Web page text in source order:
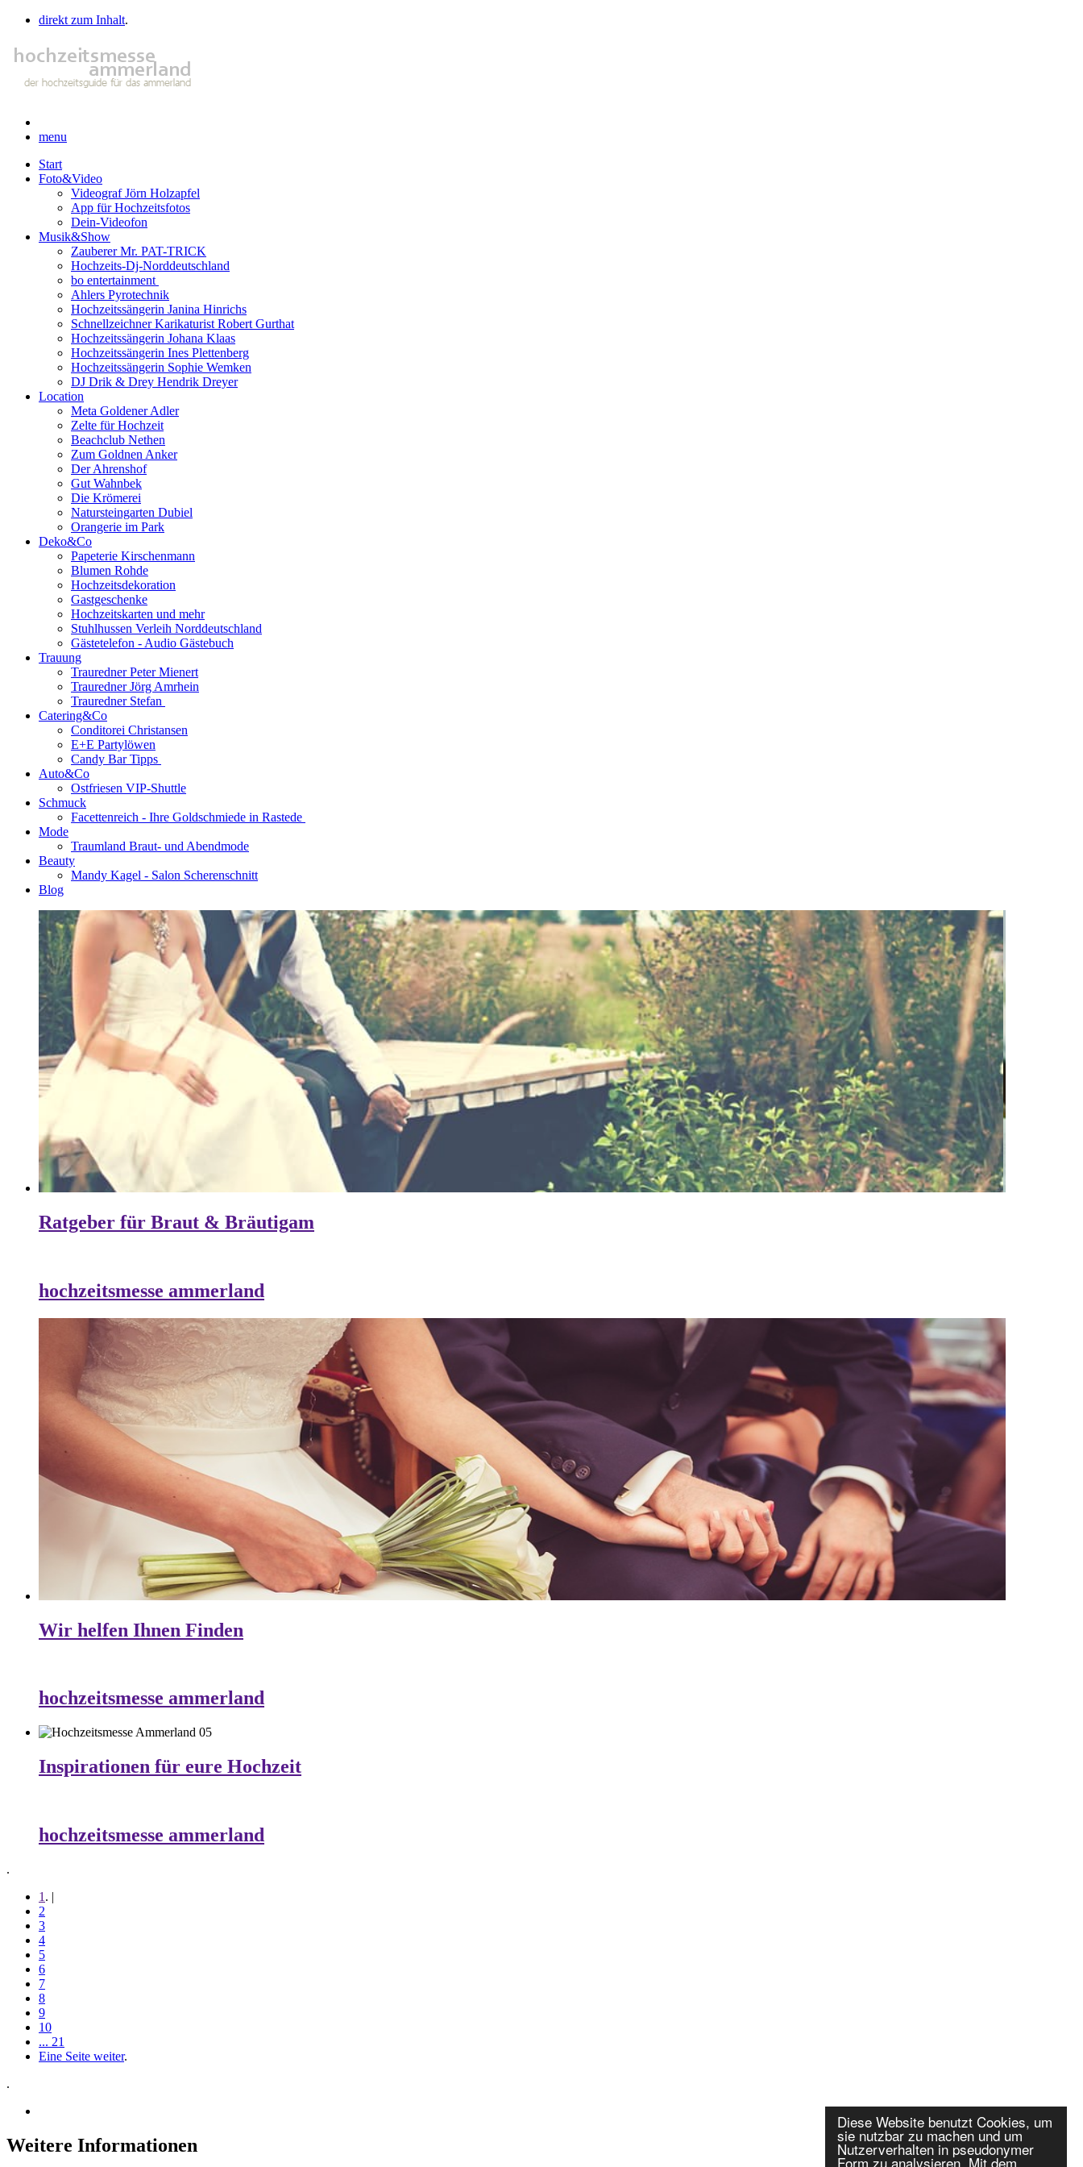
Diese Website benutzt Cookies, um
sie nutzbar zu machen und um
Nutzerverhalten in pseudonymer
Form zu analysieren. Mit dem
direkt zum Inhalt.
menu
Start
Foto&Video
Videograf Jörn Holzapfel
App für Hochzeitsfotos
Dein-Videofon
Musik&Show
Zauberer Mr. PAT-TRICK
Hochzeits-Dj-Norddeutschland
bo entertainment
Ahlers Pyrotechnik
Hochzeitssängerin Janina Hinrichs
Schnellzeichner Karikaturist Robert Gurthat
Hochzeitssängerin Johana Klaas
Hochzeitssängerin Ines Plettenberg
Hochzeitssängerin Sophie Wemken
DJ Drik & Drey Hendrik Dreyer
Location
Meta Goldener Adler
Zelte für Hochzeit
Beachclub Nethen
Zum Goldnen Anker
Der Ahrenshof
Gut Wahnbek
Die Krömerei
Natursteingarten Dubiel
Orangerie im Park
Deko&Co
Papeterie Kirschenmann
Blumen Rohde
Hochzeitsdekoration
Gastgeschenke
Hochzeitskarten und mehr
Stuhlhussen Verleih Norddeutschland
Gästetelefon - Audio Gästebuch
Trauung
Trauredner Peter Mienert
Trauredner Jörg Amrhein
Trauredner Stefan
Catering&Co
Conditorei Christansen
E+E Partylöwen
Candy Bar Tipps
Auto&Co
Ostfriesen VIP-Shuttle
Schmuck
Facettenreich - Ihre Goldschmiede in Rastede
Mode
Traumland Braut- und Abendmode
Beauty
Mandy Kagel - Salon Scherenschnitt
Blog
Ratgeber für Braut & Bräutigam
hochzeitsmesse ammerland
Wir helfen Ihnen Finden
hochzeitsmesse ammerland
Inspirationen für eure Hochzeit
hochzeitsmesse ammerland
.
1 . |
2
3
4
5
6
7
8
9
10
... 21
Eine Seite weiter.
.
Weitere Informationen